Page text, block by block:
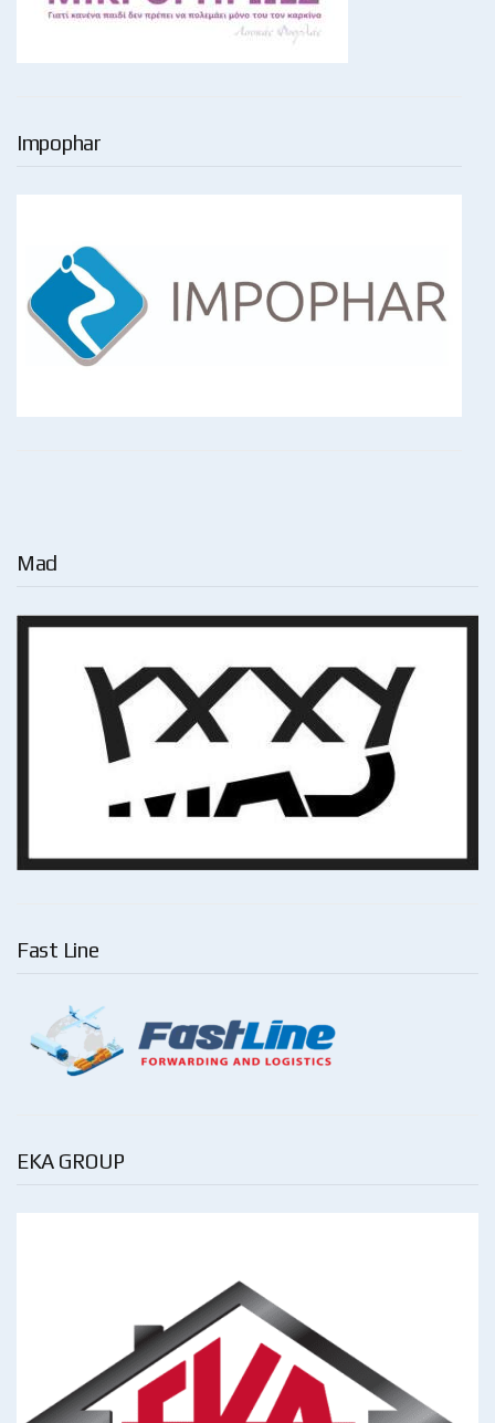
Impophar
Mad
Fast Line
EKA GROUP